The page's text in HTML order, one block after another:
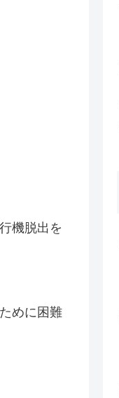
機脱出を
めに困難